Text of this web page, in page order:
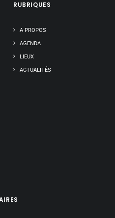
RUBRIQUES
A PROPOS
AGENDA
LIEUX
ACTUALITÉS